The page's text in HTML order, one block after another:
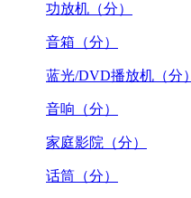
功放机（分）
音箱（分）
蓝光/DVD播放机（分）
音响（分）
家庭影院（分）
话筒（分）